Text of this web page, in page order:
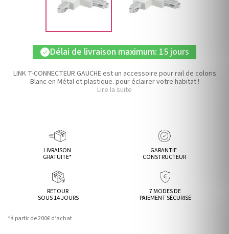
check Délai de livraison maximum: 15 jours
LINK T-CONNECTEUR GAUCHE est un accessoire pour rail de coloris
Blanc en Métal et plastique. pour éclairer votre habitat !
Lire la suite
LIVRAISON
GRATUITE*
GARANTIE
CONSTRUCTEUR
RETOUR
SOUS 14 JOURS
7 MODES DE
PAIEMENT SÉCURISÉ
*à partir de 200€ d’achat